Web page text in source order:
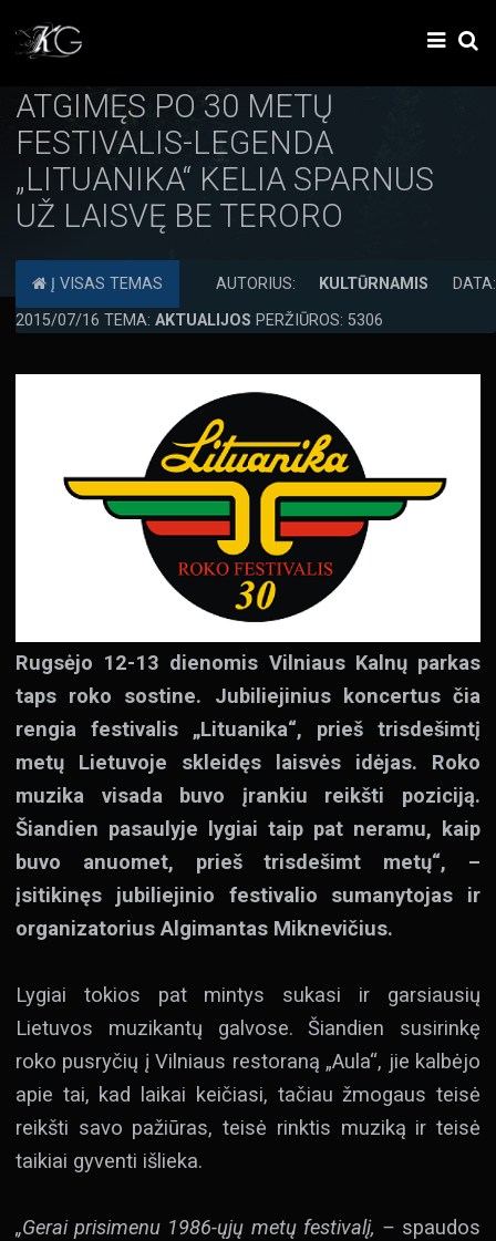
ATGIMĘS PO 30 METŲ
FESTIVALIS-LEGENDA
„LITUANIKA“ KELIA SPARNUS
UŽ LAISVĘ BE TERORO
Į VISAS TEMAS AUTORIUS: KULTŪRNAMIS DATA:
2015/07/16 TEMA: AKTUALIJOS PERŽIŪROS: 5306
Rugsėjo 12-13 dienomis Vilniaus Kalnų parkas
taps roko sostine. Jubiliejinius koncertus čia
rengia festivalis „Lituanika“, prieš trisdešimtį
metų Lietuvoje skleidęs laisvės idėjas. Roko
muzika visada buvo įrankiu reikšti poziciją.
Šiandien pasaulyje lygiai taip pat neramu, kaip
buvo anuomet, prieš trisdešimt metų“, –
įsitikinęs jubiliejinio festivalio sumanytojas ir
organizatorius Algimantas Miknevičius.
Lygiai tokios pat mintys sukasi ir garsiausių
Lietuvos muzikantų galvose. Šiandien susirinkę
roko pusryčių į Vilniaus restoraną „Aula“, jie kalbėjo
apie tai, kad laikai keičiasi, tačiau žmogaus teisė
reikšti savo pažiūras, teisė rinktis muziką ir teisė
taikiai gyventi išlieka.
„Gerai prisimenu 1986-ųjų metų festivalį, – spaudos